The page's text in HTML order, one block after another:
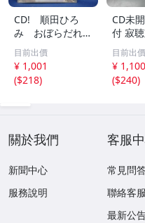
CD! 順田ひろ
み おぼらだれ
ん 帯付き OM
CD-16 42405
目前出價
¥ 1,001
($218)
CD未
付 寂
集 ユ
目前出價
¥ 1,100
($240)
關於我們
新聞中心
服務說明
客服
常見問
聯絡客服
最新公